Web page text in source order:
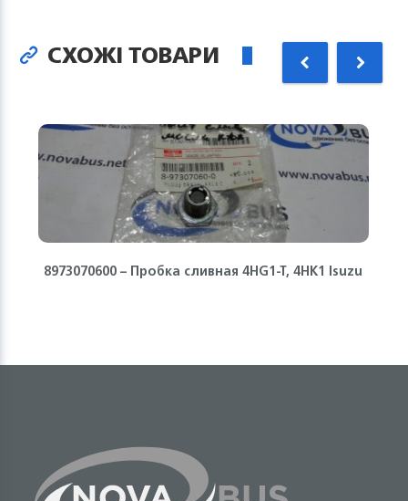
СХОЖІ ТОВАРИ
8973070600 – Пробка сливная 4HG1-T, 4HK1 Isuzu